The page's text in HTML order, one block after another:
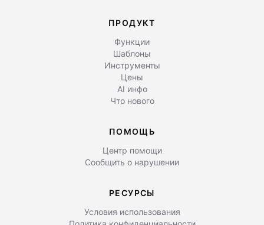
ПРОДУКТ
Функции
Шаблоны
Инструменты
Цены
AI инфо
Что нового
ПОМОЩЬ
Центр помощи
Сообщить о нарушении
РЕСУРСЫ
Условия использования